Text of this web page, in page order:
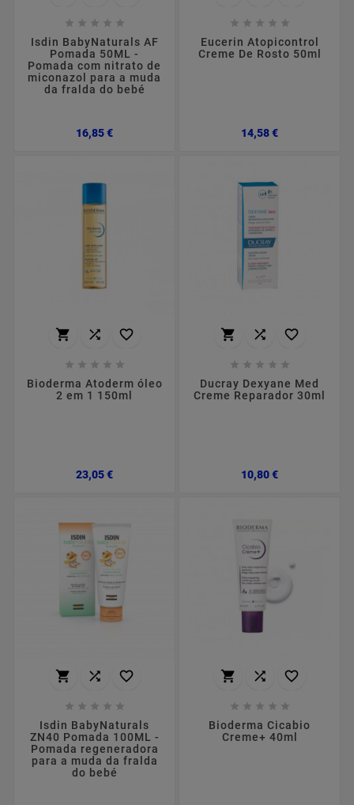
    
Isdin BabyNaturals AF
Pomada 50ML -
Pomada com nitrato de
miconazol para a muda
da fralda do bebé
16,85 €Preço
    
Eucerin Atopicontrol
Creme De Rosto 50ml
14,58 €Preço
  
    
Bioderma Atoderm óleo
2 em 1 150ml
23,05 €Preço
  
    
Ducray Dexyane Med
Creme Reparador 30ml
10,80 €Preço
  
    
Isdin BabyNaturals
ZN40 Pomada 100ML -
Pomada regeneradora
para a muda da fralda
do bebé
  
    
Bioderma Cicabio
Creme+ 40ml